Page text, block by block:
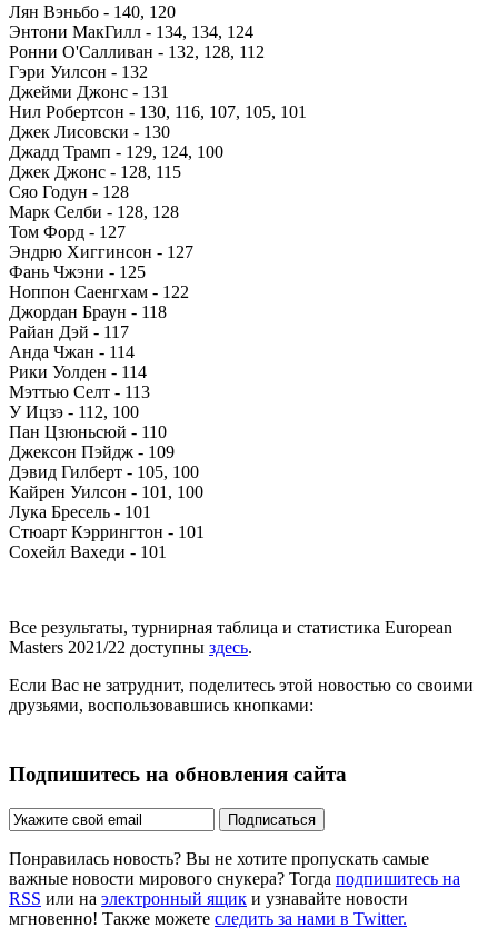
Лян Вэньбо - 140, 120
Энтони МакГилл - 134, 134, 124
Ронни О'Салливан - 132, 128, 112
Гэри Уилсон - 132
Джейми Джонс - 131
Нил Робертсон - 130, 116, 107, 105, 101
Джек Лисовски - 130
Джадд Трамп - 129, 124, 100
Джек Джонс - 128, 115
Сяо Годун - 128
Марк Селби - 128, 128
Том Форд - 127
Эндрю Хиггинсон - 127
Фань Чжэни - 125
Ноппон Саенгхам - 122
Джордан Браун - 118
Райан Дэй - 117
Анда Чжан - 114
Рики Уолден - 114
Мэттью Селт - 113
У Ицзэ - 112, 100
Пан Цзюньсюй - 110
Джексон Пэйдж - 109
Дэвид Гилберт - 105, 100
Кайрен Уилсон - 101, 100
Лука Бресель - 101
Стюарт Кэррингтон - 101
Сохейл Вахеди - 101
Все результаты, турнирная таблица и статистика European
Masters 2021/22 доступны здесь.
Если Вас не затруднит, поделитесь этой новостью со своими
друзьями, воспользовавшись кнопками:
Подпишитесь на обновления сайта
Подписаться
Понравилась новость? Вы не хотите пропускать самые
важные новости мирового снукера? Тогда подпишитесь на
RSS или на электронный ящик и узнавайте новости
мгновенно! Также можете следить за нами в Twitter.